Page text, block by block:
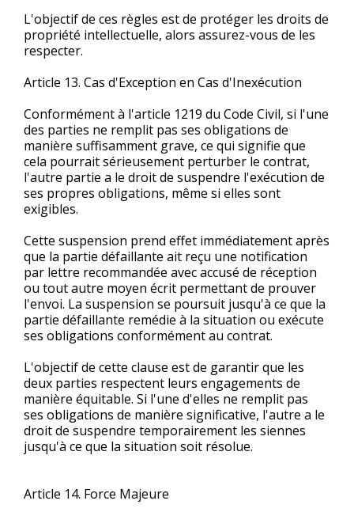
L'objectif de ces règles est de protéger les droits de
propriété intellectuelle, alors assurez-vous de les
respecter.
Article 13. Cas d'Exception en Cas d'Inexécution
Conformément à l'article 1219 du Code Civil, si l'une
des parties ne remplit pas ses obligations de
manière suffisamment grave, ce qui signifie que
cela pourrait sérieusement perturber le contrat,
l'autre partie a le droit de suspendre l'exécution de
ses propres obligations, même si elles sont
exigibles.
Cette suspension prend effet immédiatement après
que la partie défaillante ait reçu une notification
par lettre recommandée avec accusé de réception
ou tout autre moyen écrit permettant de prouver
l'envoi. La suspension se poursuit jusqu'à ce que la
partie défaillante remédie à la situation ou exécute
ses obligations conformément au contrat.
L'objectif de cette clause est de garantir que les
deux parties respectent leurs engagements de
manière équitable. Si l'une d'elles ne remplit pas
ses obligations de manière significative, l'autre a le
droit de suspendre temporairement les siennes
jusqu'à ce que la situation soit résolue.
Article 14. Force Majeure